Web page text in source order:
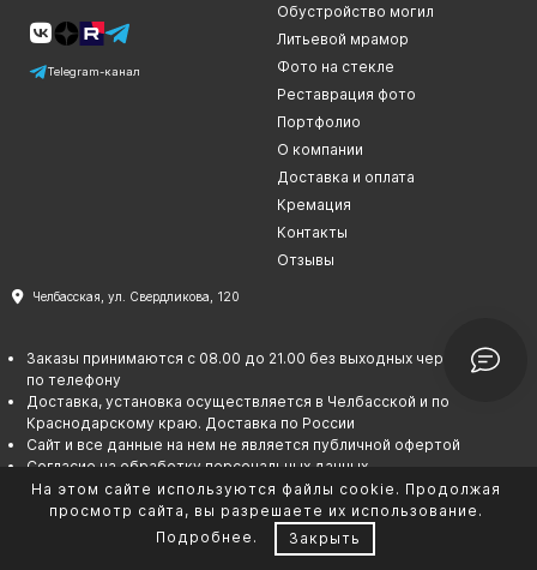
Telegram-канал
Обустройство могил
Литьевой мрамор
Фото на стекле
Реставрация фото
Портфолио
О компании
Доставка и оплата
Кремация
Контакты
Отзывы
Челбасская, ул. Свердликова, 120
Заказы принимаются с 08.00 до 21.00 без выходных через сайт или
по телефону
Доставка, установка осуществляется в Челбасской и по
Краснодарскому краю. Доставка по России
Сайт и все данные на нем не является публичной офертой
Согласие на обработку персональных данных
Политика в отношении обработки персональных данных
Сотрудничество
На этом сайте используются файлы cookie. Продолжая
просмотр сайта, вы разрешаете их использование.
Подробнее . Закрыть